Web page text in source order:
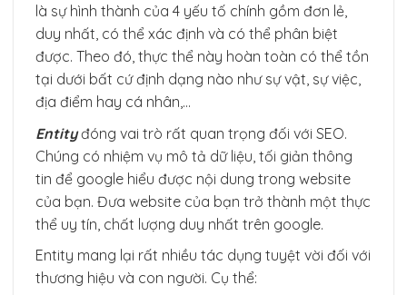
là sự hình thành của 4 yếu tố chính gồm đơn lẻ,
duy nhất, có thể xác định và có thể phân biệt
được. Theo đó, thực thể này hoàn toàn có thể tồn
tại dưới bất cứ định dạng nào như sự vật, sự việc,
địa điểm hay cá nhân,…
Entityđóng vai trò rất quan trọng đối với SEO.
Chúng có nhiệm vụ mô tả dữ liệu, tối giản thông
tin để google hiểu được nội dung trong website
của bạn. Đưa website của bạn trở thành một thực
thể uy tín, chất lượng duy nhất trên google.
Entity mang lại rất nhiều tác dụng tuyệt vời đối với
thương hiệu và con người. Cụ thể: